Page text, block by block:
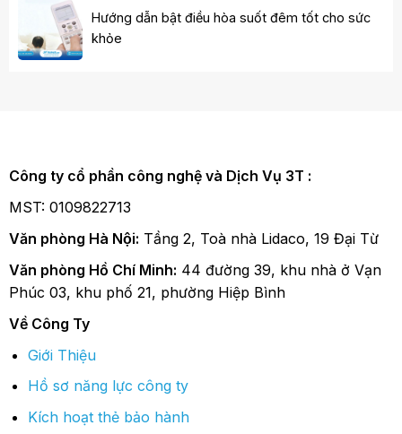
Hướng dẫn bật điều hòa suốt đêm tốt cho sức
khỏe
Công ty cổ phần công nghệ và Dịch Vụ 3T :
MST: 0109822713
Văn phòng Hà Nội: Tầng 2, Toà nhà Lidaco, 19 Đại Từ
Văn phòng Hồ Chí Minh: 44 đường 39, khu nhà ở Vạn
Phúc 03, khu phố 21, phường Hiệp Bình
Về Công Ty
Giới Thiệu
Hồ sơ năng lực công ty
Kích hoạt thẻ bảo hành